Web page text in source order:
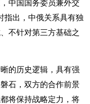
中国国务委员兼外交
指出，中俄关系具有独
不针对第三方基础之
的历史逻辑，具有强
石，双方的合作前景
将保持战略定力，将